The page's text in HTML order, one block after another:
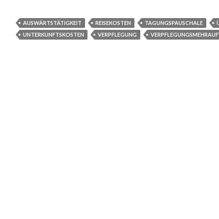
AUSWÄRTSTÄTIGKEIT REISEKOSTEN TAGUNGSPAUSCHALE
UNTERKUNFTSKOSTEN
VERPFLEGUNG